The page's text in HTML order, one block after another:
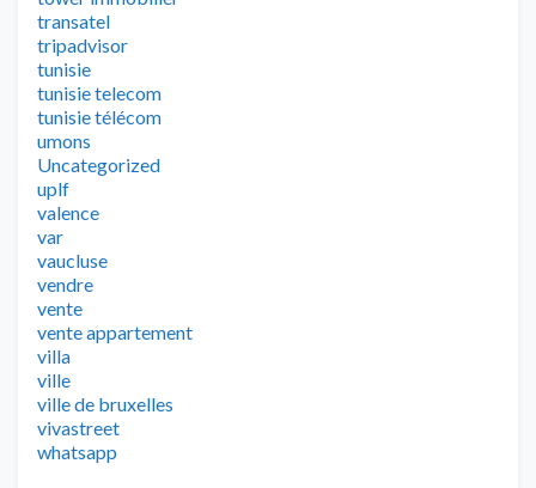
transatel
tripadvisor
tunisie
tunisie telecom
tunisie télécom
umons
Uncategorized
uplf
valence
var
vaucluse
vendre
vente
vente appartement
villa
ville
ville de bruxelles
vivastreet
whatsapp